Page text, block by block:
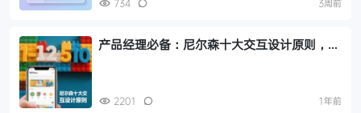
734 3周前
产品经理必备：尼尔森十大交互设计原则，让
2201 1年前